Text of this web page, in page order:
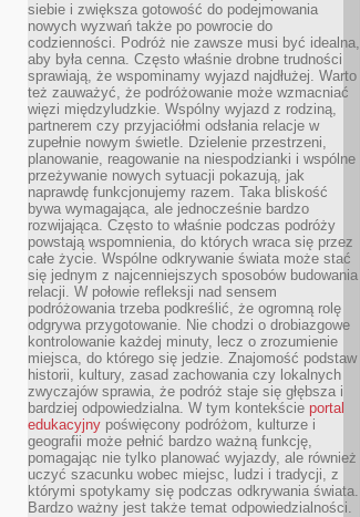
siebie i zwiększa gotowość do podejmowania
nowych wyzwań także po powrocie do
codzienności. Podróż nie zawsze musi być idealna,
aby była cenna. Często właśnie drobne trudności
sprawiają, że wspominamy wyjazd najdłużej. Warto
też zauważyć, że podróżowanie może wzmacniać
więzi międzyludzkie. Wspólny wyjazd z rodziną,
partnerem czy przyjaciółmi odsłania relacje w
zupełnie nowym świetle. Dzielenie przestrzeni,
planowanie, reagowanie na niespodzianki i wspólne
przeżywanie nowych sytuacji pokazują, jak
naprawdę funkcjonujemy razem. Taka bliskość
bywa wymagająca, ale jednocześnie bardzo
rozwijająca. Często to właśnie podczas podróży
powstają wspomnienia, do których wraca się przez
całe życie. Wspólne odkrywanie świata może stać
się jednym z najcenniejszych sposobów budowania
relacji. W połowie refleksji nad sensem
podróżowania trzeba podkreślić, że ogromną rolę
odgrywa przygotowanie. Nie chodzi o drobiazgowe
kontrolowanie każdej minuty, lecz o zrozumienie
miejsca, do którego się jedzie. Znajomość podstaw
historii, kultury, zasad zachowania czy lokalnych
zwyczajów sprawia, że podróż staje się głębsza i
bardziej odpowiedzialna. W tym kontekście portal
edukacyjny poświęcony podróżom, kulturze i
geografii może pełnić bardzo ważną funkcję,
pomagając nie tylko planować wyjazdy, ale również
uczyć szacunku wobec miejsc, ludzi i tradycji, z
którymi spotykamy się podczas odkrywania świata.
Bardzo ważny jest także temat odpowiedzialności.